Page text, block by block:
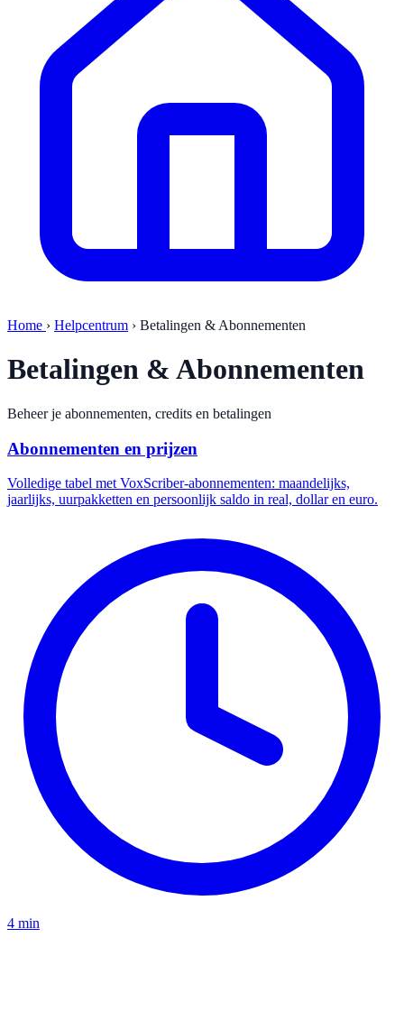
Home › Helpcentrum › Betalingen & Abonnementen
Betalingen & Abonnementen
Beheer je abonnementen, credits en betalingen
Abonnementen en prijzen
Volledige tabel met VoxScriber-abonnementen: maandelijks,
jaarlijks, uurpakketten en persoonlijk saldo in real, dollar en euro.
4 min